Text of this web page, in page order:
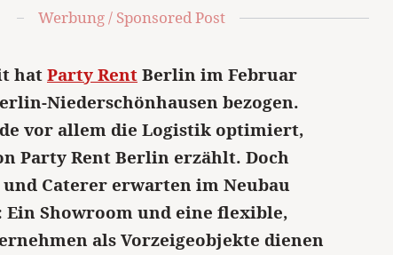
Werbung / Sponsored Post
hatParty RentBerlin im Februar
Niederschönhausen bezogen.
vor allem die Logistik optimiert,
Party Rent Berlin erzählt. Doch
Caterer erwarten im Neubau
Showroom und eine flexible,
als Vorzeigeobjekte dienen